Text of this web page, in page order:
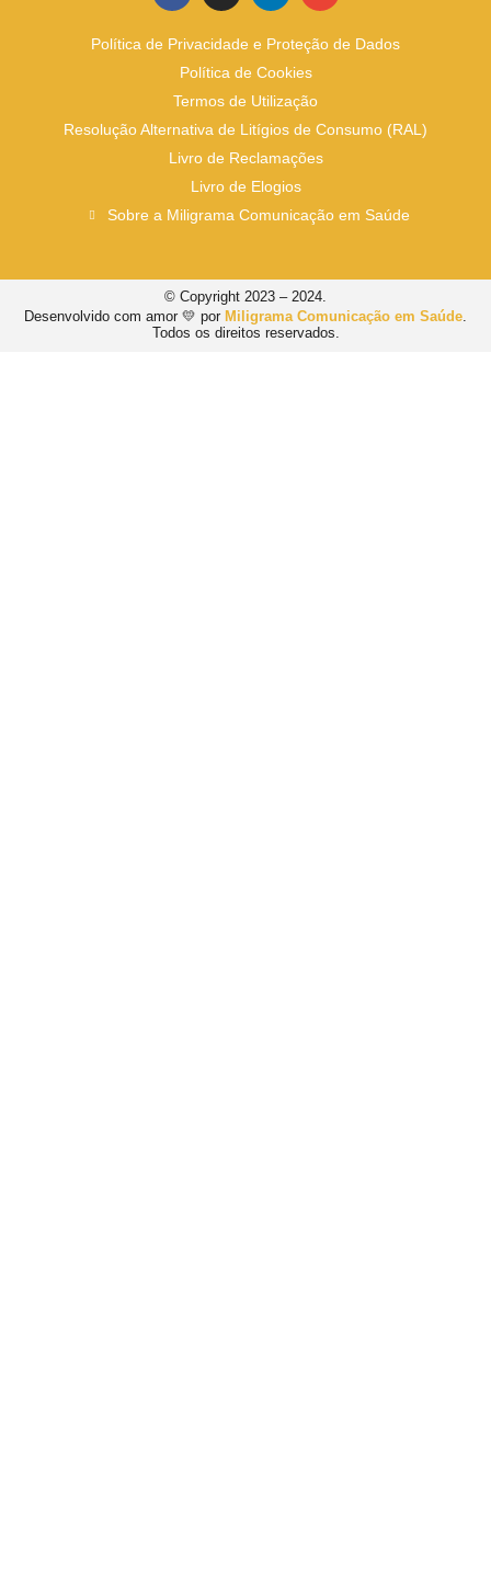
Política de Privacidade e Proteção de Dados
Política de Cookies
Termos de Utilização
Resolução Alternativa de Litígios de Consumo (RAL)
Livro de Reclamações
Livro de Elogios
Sobre a Miligrama Comunicação em Saúde
© Copyright 2023 – 2024.
Desenvolvido com amor 💛 por Miligrama Comunicação em Saúde
Todos os direitos reservados.